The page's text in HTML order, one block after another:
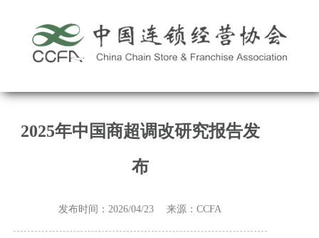
2025年中国商超调改研究报告发
布
发布时间：2026/04/23 来源：CCFA